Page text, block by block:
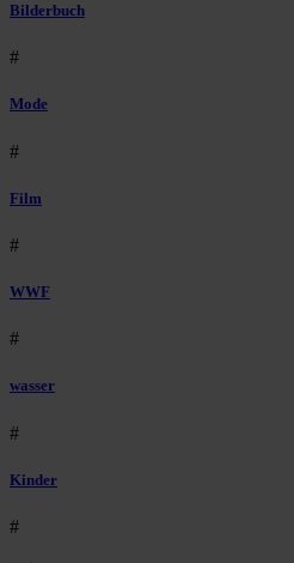
Bilderbuch
#
Mode
#
Film
#
WWF
#
wasser
#
Kinder
#